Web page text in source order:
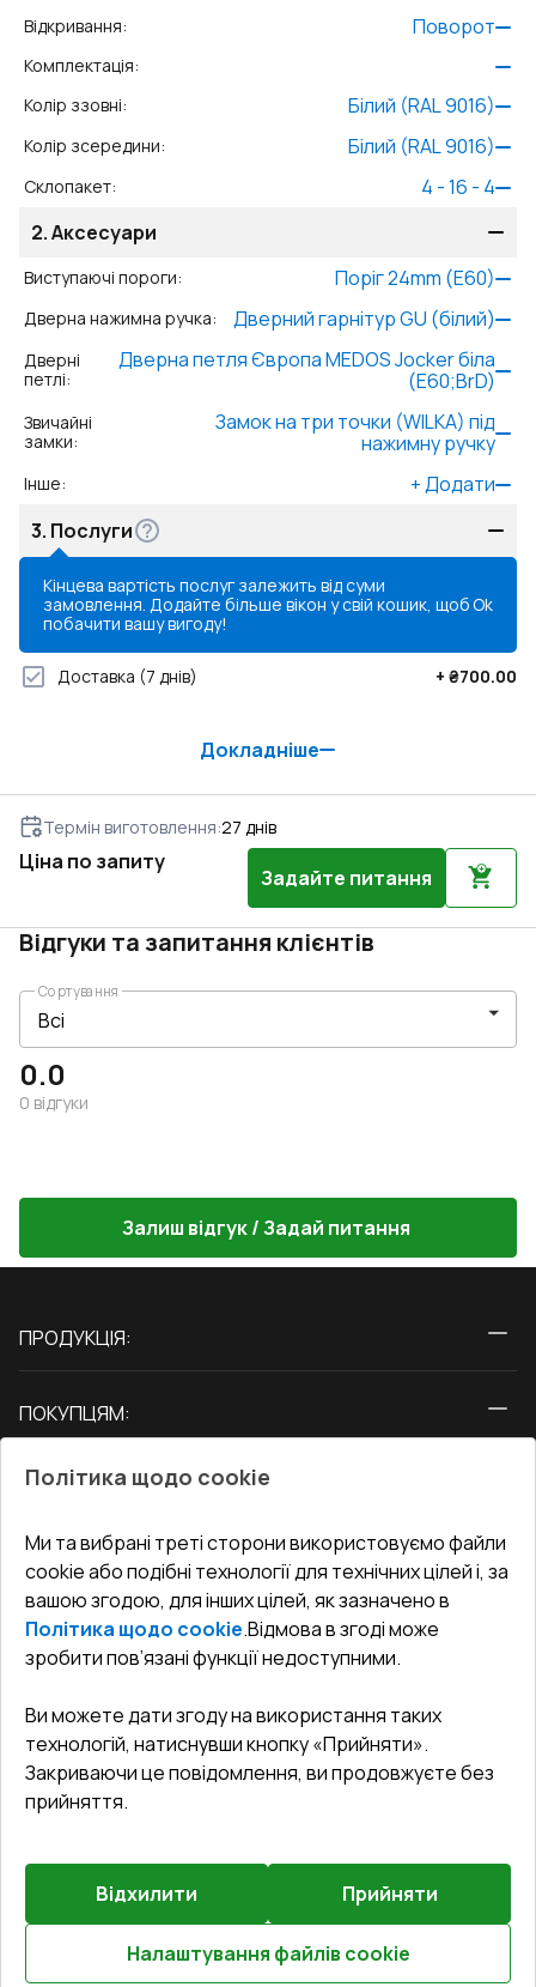
Відкривання: Поворот
Комплектація:
Колір ззовні: Білий (RAL 9016)
Колір зсередини: Білий (RAL 9016)
Склопакет:
4 - 16 - 4
2.Аксесуари
Виступаючі пороги: Поріг 24mm (E60)
Дверна нажимна ручка: Дверний гарнітур GU (білий)
Дверні
петлі:
Дверна петля Європа MEDOS Jocker біла
(E60;BrD)
Звичайні
замки:
Замок на три точки (WILKA) під
нажимну ручку
Інше: +Додати
3. Послуги
Кінцева вартість послуг залежить від суми
замовлення. Додайте більше вікон у свій кошик, щоб
побачити вашу вигоду!
Ok
Доставка (7 днів) + ₴700.00
Докладніше
Термін виготовлення:27 днів
Ціна по запиту
Задайте питання
Відгуки та запитання клієнтів
0.0
0 відгуки
Сортування
Залиш відгук / Задай питання
ПРОДУКЦІЯ:
Двері
ПОКУПЦЯМ:
Блог
Адреса гіпермаркета
Як правильно заміряти вікна
СЕРВІС ТА ОБЛУГОВУВАННЯ:
Доставка і Оплата
Гарантія та Сервіс
Повернення товару
Договір публічної оферти
КОНТАКТИ
Офіс:Україна, м. Вінниця, вул. Келецька 60 кв. 61
undefined(undefined)
©2026 Всі права захищені.
Сайт створено на платформіVitrager.com.
Повідомити про проблему?
Політика щодо cookie
Ми та вибрані треті сторони використовуємо файли
cookie або подібні технології для технічних цілей і, за
вашою згодою, для інших цілей, як зазначено в
Політика щодо cookie.Відмова в згоді може
зробити пов’язані функції недоступними.
Ви можете дати згоду на використання таких
технологій, натиснувши кнопку «Прийняти».
Закриваючи це повідомлення, ви продовжуєте без
прийняття.
Відхилити Прийняти
Налаштування файлів cookie